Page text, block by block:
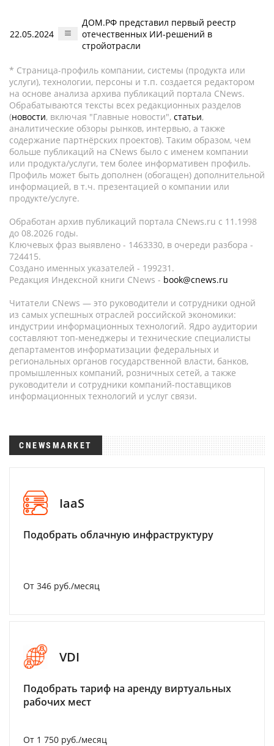
22.05.2024
ДОМ.РФ представил первый реестр
отечественных ИИ-решений в
стройотрасли
* Страница-профиль компании, системы (продукта или
услуги), технологии, персоны и т.п. создается редактором
на основе анализа архива публикаций портала CNews.
Обрабатываются тексты всех редакционных разделов
(новости, включая "Главные новости", статьи,
аналитические обзоры рынков, интервью, а также
содержание партнёрских проектов). Таким образом, чем
больше публикаций на CNews было с именем компании
или продукта/услуги, тем более информативен профиль.
Профиль может быть дополнен (обогащен) дополнительной
информацией, в т.ч. презентацией о компании или
продукте/услуге.
Обработан архив публикаций портала CNews.ru c 11.1998
до 08.2026 годы.
Ключевых фраз выявлено - 1463330, в очереди разбора -
724415.
Создано именных указателей - 199231.
Редакция Индексной книги CNews - book@cnews.ru
Читатели CNews — это руководители и сотрудники одной
из самых успешных отраслей российской экономики:
индустрии информационных технологий. Ядро аудитории
составляют топ-менеджеры и технические специалисты
департаментов информатизации федеральных и
региональных органов государственной власти, банков,
промышленных компаний, розничных сетей, а также
руководители и сотрудники компаний-поставщиков
информационных технологий и услуг связи.
CNEWSMARKET
IaaS
Подобрать облачную инфраструктуру
От 346 руб./месяц
VDI
Подобрать тариф на аренду виртуальных
рабочих мест
От 1 750 руб./месяц